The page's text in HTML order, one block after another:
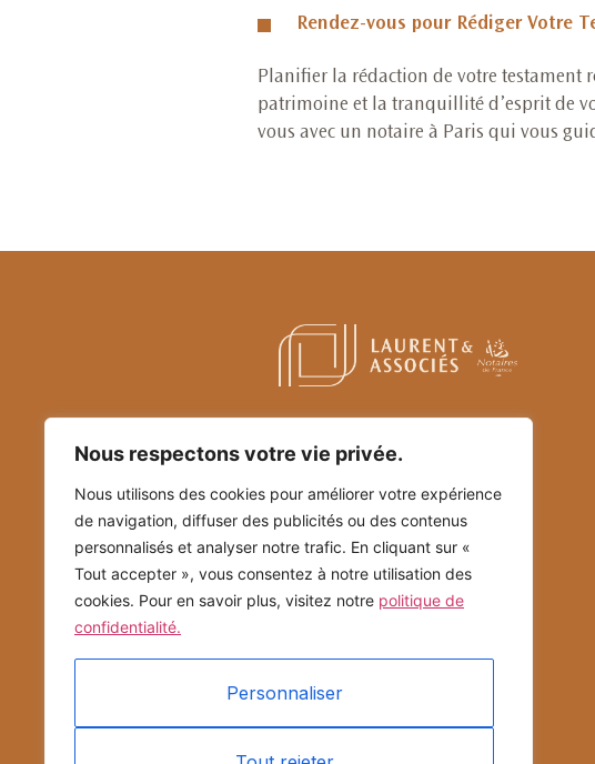
Nous respectons votre vie privée.
Nous utilisons des cookies pour améliorer votre expérience
de navigation, diffuser des publicités ou des contenus
personnalisés et analyser notre trafic. En cliquant sur «
Tout accepter », vous consentez à notre utilisation des
cookies. Pour en savoir plus, visitez notre politique de
confidentialité.
Personnaliser
Rendez-vous pour Rédiger Votre
Planifier la rédaction de votre testament
patrimoine et la tranquillité d’esprit de
vous avec un notaire à Paris qui vous